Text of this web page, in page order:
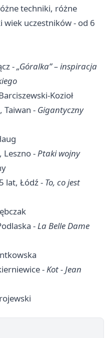
techniki, różne
uczestników - od 6
-„Góralka” – inspiracja
Kozioł
Taiwan - Gigantyczny
Leszno-Ptaki wojny
lat, Łódź - To, co jest
-La Belle Dame
-Kot - Jean